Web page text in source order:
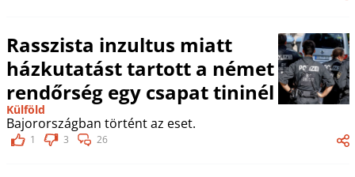
Rasszista inzultus miatt
házkutatást tartott a német
rendőrség egy csapat tininél
Külföld
Bajorországban történt az eset.
1 3 26